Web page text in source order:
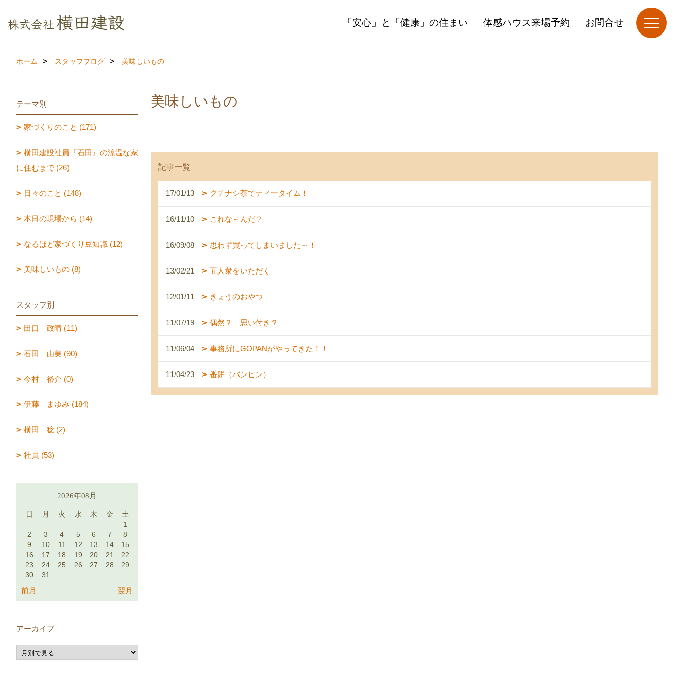
「安心」と「健康」の住まい 体感ハウス来場予約 お問合せ
ホーム スタッフブログ 美味しいもの
美味しいもの
記事一覧
17/01/13 クチナシ茶でティータイム！
16/11/10 これな～んだ？
16/09/08 思わず買ってしまいました～！
13/02/21 五人衆をいただく
12/01/11 きょうのおやつ
11/07/19 偶然？ 思い付き？
11/06/04 事務所にGOPANがやってきた！！
11/04/23 番餅（バンピン）
テーマ別
家づくりのこと (171)
横田建設社員『石田』の涼温な家
に住むまで (26)
日々のこと (148)
本日の現場から (14)
なるほど家づくり豆知識 (12)
美味しいもの (8)
スタッフ別
田口 政晴 (11)
石田 由美 (90)
今村 裕介 (0)
伊藤 まゆみ (184)
横田 稔 (2)
社員 (53)
2026年08月
日 月 火 水 木 金
土
1
2
3 4 5 6 7
8
9
10 11 12 13 14
15
16
17 18 19 20 21
22
23
24 25 26 27 28
29
30
31
前月 翌月
アーカイブ